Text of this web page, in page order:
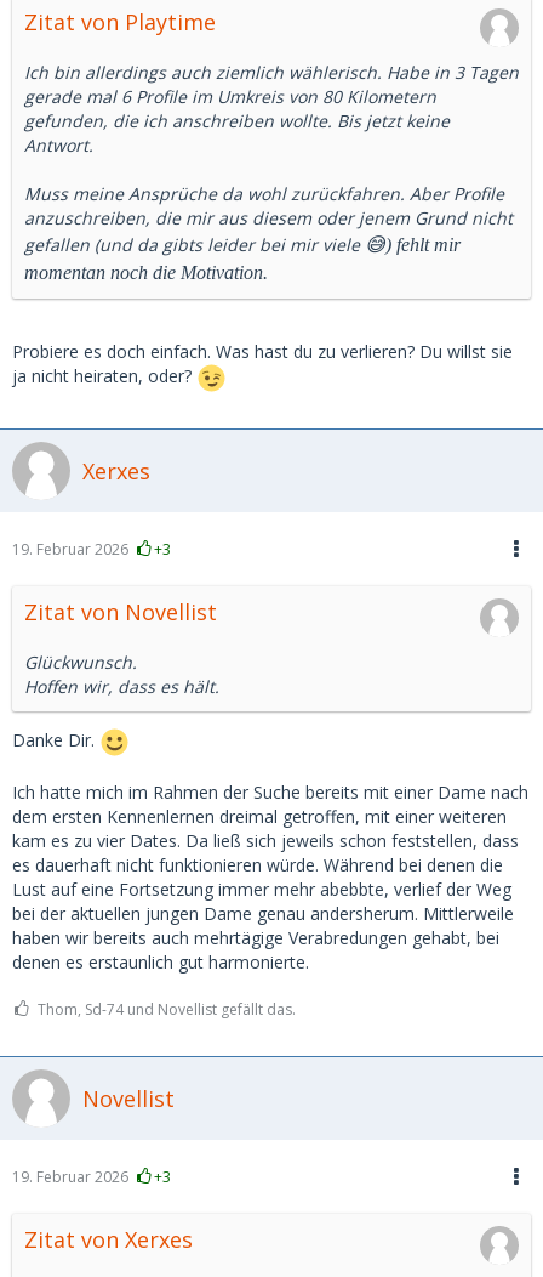
Zitat von Playtime
Ich bin allerdings auch ziemlich wählerisch. Habe in 3 Tagen
gerade mal 6 Profile im Umkreis von 80 Kilometern
gefunden, die ich anschreiben wollte. Bis jetzt keine
Antwort.
Muss meine Ansprüche da wohl zurückfahren. Aber Profile
anzuschreiben, die mir aus diesem oder jenem Grund nicht
gefallen (und da gibts leider bei mir viele 😅) fehlt mir
momentan noch die Motivation.
Probiere es doch einfach. Was hast du zu verlieren? Du willst sie
ja nicht heiraten, oder?
Xerxes
19. Februar 2026 +3
Zitat von Novellist
Glückwunsch.
Hoffen wir, dass es hält.
Danke Dir.
Ich hatte mich im Rahmen der Suche bereits mit einer Dame nach
dem ersten Kennenlernen dreimal getroffen, mit einer weiteren
kam es zu vier Dates. Da ließ sich jeweils schon feststellen, dass
es dauerhaft nicht funktionieren würde. Während bei denen die
Lust auf eine Fortsetzung immer mehr abebbte, verlief der Weg
bei der aktuellen jungen Dame genau andersherum. Mittlerweile
haben wir bereits auch mehrtägige Verabredungen gehabt, bei
denen es erstaunlich gut harmonierte.
Thom, Sd-74 und Novellist gefällt das.
Novellist
19. Februar 2026 +3
Zitat von Xerxes